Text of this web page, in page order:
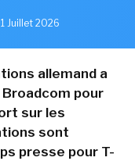
Juillet 2026
allemand a
pour
sur les
sont
presse pour T-